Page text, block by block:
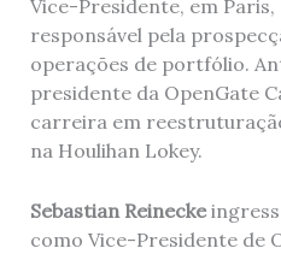
Vice-Presidente, em Paris,
responsável pela
operações de portfólio.
presidente da OpenGate
carreira em
na Houlihan Lokey.
Sebastian Reinecke
como Vice-Presidente de